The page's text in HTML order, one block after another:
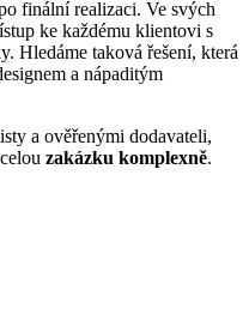
finální realizaci. Ve svých
ke každému klientovi s
Hledáme taková řešení, která
a nápaditým
a ověřenými dodavateli,
zakázku komplexně.